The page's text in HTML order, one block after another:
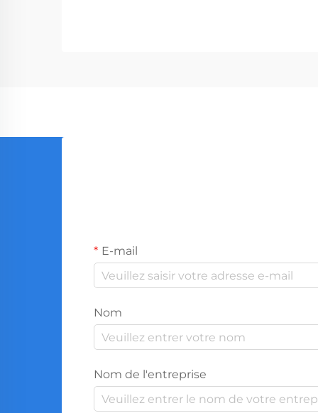
E-mail
Nom
Nom de l'entreprise